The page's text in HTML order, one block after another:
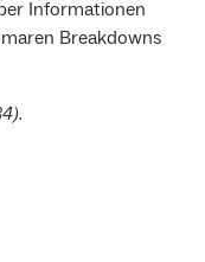
Informationen
Breakdowns